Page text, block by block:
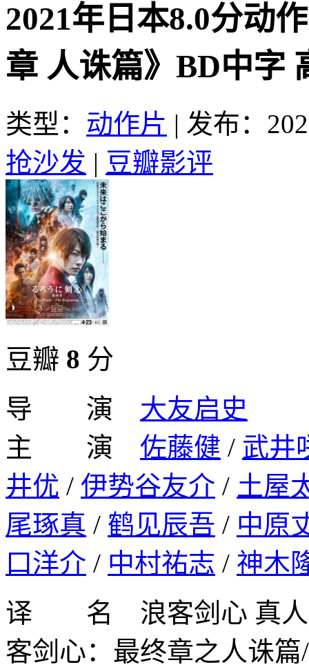
2021年日本8.0分动
章 人诛篇》BD中字
类型： 动作片 | 发布：
抢沙发 | 豆瓣影评
豆瓣 8 分
导 演 大友启史
主 演 佐藤健 / 武井
井优 / 伊势谷友介 / 土屋
尾琢真 / 鹤见辰吾 / 中原
口洋介 / 中村祐志 / 神木
译 名 浪客剑心 真人版
客剑心：最终章之人诛